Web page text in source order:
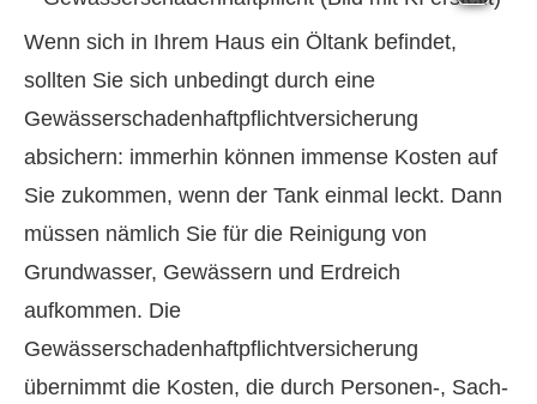
Wenn sich in Ihrem Haus ein Öltank befindet,
sollten Sie sich unbedingt durch eine
Gewässerschadenhaftpflichtversicherung
absichern: immerhin können immense Kosten auf
Sie zukommen, wenn der Tank einmal leckt. Dann
müssen nämlich Sie für die Reinigung von
Grundwasser, Gewässern und Erdreich
aufkommen. Die
Gewässerschadenhaftpflichtversicherung
übernimmt die Kosten, die durch Per­sonen-, Sach-